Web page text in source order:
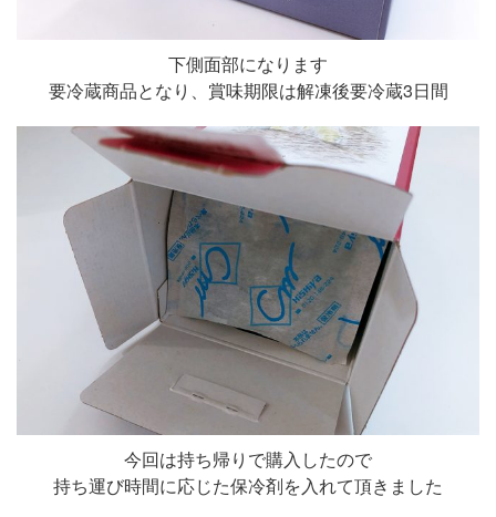
下側面部になります
要冷蔵商品となり、賞味期限は解凍後要冷蔵3日間
今回は持ち帰りで購入したので
持ち運び時間に応じた保冷剤を入れて頂きました